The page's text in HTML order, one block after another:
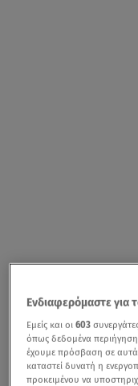
Ενδιαφερόμαστε για
Εμείς και οι603
όπως δεδομένα
έχουμε πρόσβαση σε
καταστεί δυνατή η
προκειμένου να